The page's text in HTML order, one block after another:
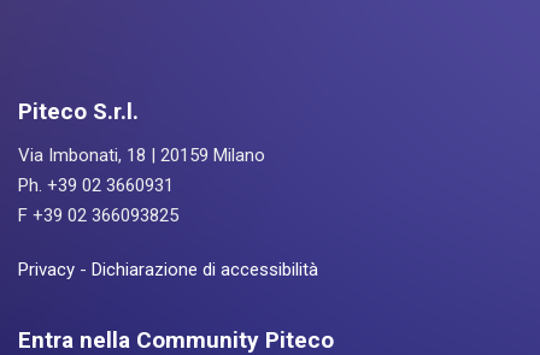
Piteco S.r.l.
Via Imbonati, 18 | 20159 Milano
Ph. +39 02 3660931
F +39 02 366093825
Privacy - Dichiarazione di accessibilità
Entra nella Community Piteco